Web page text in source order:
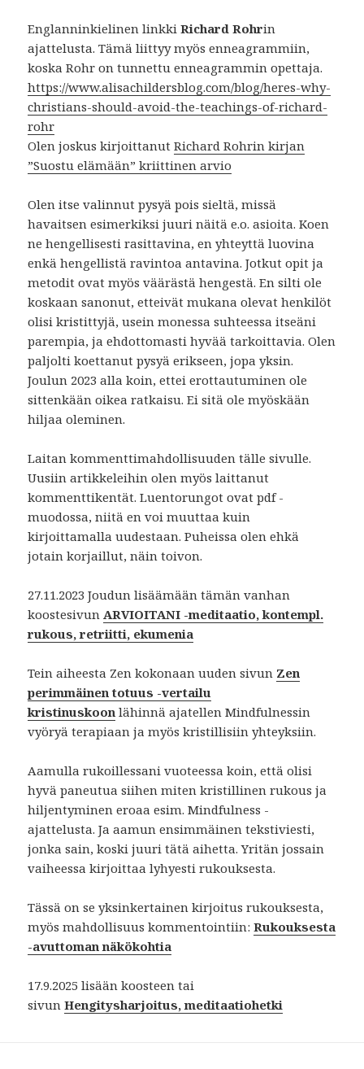
Englanninkielinen linkkiRichard Rohrin
ajattelusta. Tämä liittyy myös enneagrammiin,
koska Rohr on tunnettu enneagrammin opettaja.
https://www.alisachildersblog.com/blog/heres-why-
christians-should-avoid-the-teachings-of-richard-
rohr
Olen joskus kirjoittanutRichard Rohrin kirjan
”Suostu elämään” kriittinen arvio
Olen itse valinnut pysyä pois sieltä, missä
havaitsen esimerkiksi juuri näitä e.o. asioita. Koen
ne hengellisesti rasittavina, en yhteyttä luovina
enkä hengellistä ravintoa antavina. Jotkut opit ja
metodit ovat myös väärästä hengestä. En silti ole
koskaan sanonut, etteivät mukana olevat henkilöt
olisi kristittyjä, usein monessa suhteessa itseäni
parempia, ja ehdottomasti hyvää tarkoittavia. Olen
paljolti koettanut pysyä erikseen, jopa yksin.
Joulun 2023 alla koin, ettei erottautuminen ole
sittenkään oikea ratkaisu. Ei sitä ole myöskään
hiljaa oleminen.
Laitan kommenttimahdollisuuden tälle sivulle.
Uusiin artikkeleihin olen myös laittanut
kommenttikentät. Luentorungot ovat pdf -
muodossa, niitä en voi muuttaa kuin
kirjoittamalla uudestaan. Puheissa olen ehkä
jotain korjaillut, näin toivon.
27.11.2023 Joudun lisäämään tämän vanhan
koostesivun ARVIOITANI -meditaatio, kontempl.
rukous, retriitti, ekumenia
Tein aiheesta Zen kokonaan uuden sivun Zen
perimmäinen totuus -vertailu
kristinuskoon lähinnä ajatellen Mindfulnessin
vyöryä terapiaan ja myös kristillisiin yhteyksiin.
Aamulla rukoillessani vuoteessa koin, että olisi
hyvä paneutua siihen miten kristillinen rukous ja
hiljentyminen eroaa esim. Mindfulness -
ajattelusta. Ja aamun ensimmäinen tekstiviesti,
jonka sain, koski juuri tätä aihetta. Yritän jossain
vaiheessa kirjoittaa lyhyesti rukouksesta.
Tässä on se yksinkertainen kirjoitus rukouksesta,
myös mahdollisuus kommentointiin:Rukouksesta
-avuttoman näkökohtia
17.9.2025 lisään koosteen tai
sivunHengitysharjoitus, meditaatiohetki